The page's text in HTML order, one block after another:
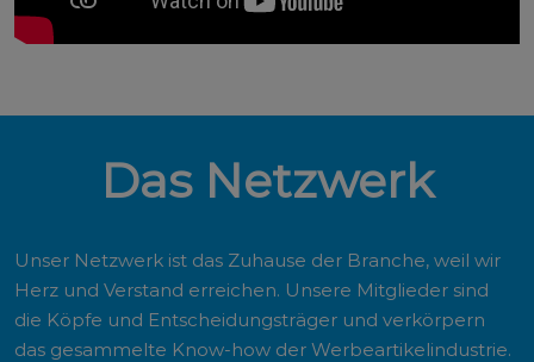
Das Netzwerk
Unser Netzwerk ist das Zuhause der Branche, weil wir
Herz und Verstand erreichen. Unsere Mitglieder sind
die Köpfe und Entscheidungsträger und verkörpern
das gesammelte Know-how der Werbeartikelindustrie.